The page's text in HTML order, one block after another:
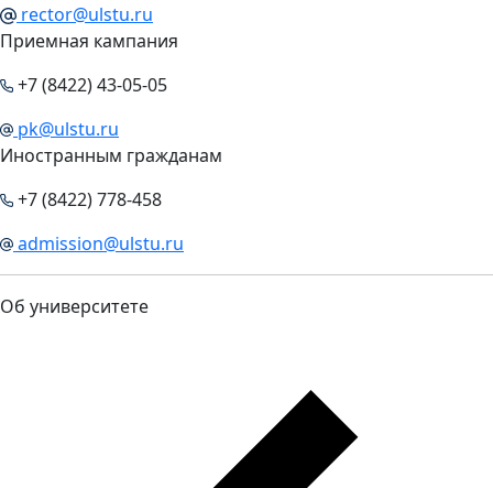
rector@ulstu.ru
Приемная кампания
+7 (8422) 43-05-05
pk@ulstu.ru
Иностранным гражданам
+7 (8422) 778-458
admission@ulstu.ru
Об университете